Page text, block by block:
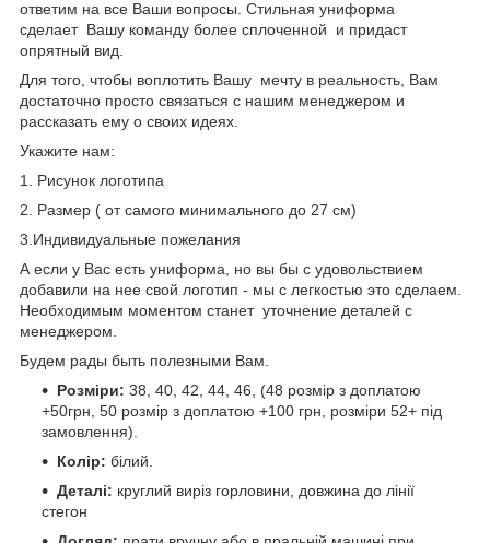
ответим на все Ваши вопросы. Стильная униформа
сделает Вашу команду более сплоченной и придаст
опрятный вид.
Для того, чтобы воплотить Вашу мечту в реальность, Вам
достаточно просто связаться с нашим менеджером и
рассказать ему о своих идеях.
Укажите нам:
1. Рисунок логотипа
2. Размер ( от самого минимального до 27 см)
3.Индивидуальные пожелания
А если у Вас есть униформа, но вы бы с удовольствием
добавили на нее свой логотип - мы с легкостью это сделаем.
Необходимым моментом станет уточнение деталей с
менеджером.
Будем рады быть полезными Вам.
Розміри: 38, 40, 42, 44, 46, (48 розмір з доплатою
+50грн, 50 розмір з доплатою +100 грн, розміри 52+ під
замовлення).
Колір: білий.
Деталі: круглий виріз горловини, довжина до лінії
стегон